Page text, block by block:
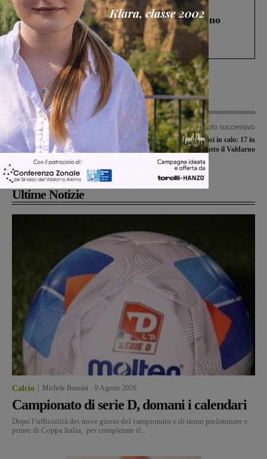
Cronaca 4 Agosto 2026
Un anno fa la strage in A1 in cui morirono
Gianni, Giulia e Franco. Lo schianto, il
processo, lo stop ai sorpassi fra tir....
Articolo precedente
Campionato juniores nazionali, non si
tornerà in campo prima del 9 gennaio
Articolo successivo
Covid-19, nuovi casi in calo: 17 in
tutto il Valdarno
Ultime Notizie
Calcio Michele Bossini 9 Agosto 2026
Campionato di serie D, domani i calendari
Dopo l’ufficialità dei nove gironi del campionato e di turno preliminare e
primo di Coppa Italia, per completare il...